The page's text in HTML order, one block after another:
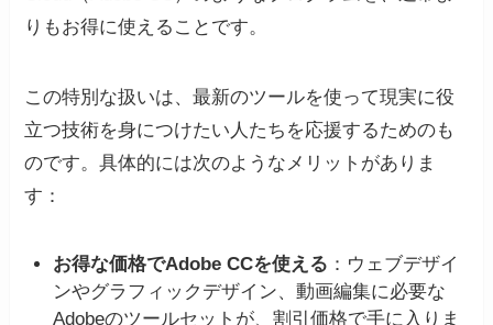
りもお得に使えることです。
この特別な扱いは、最新のツールを使って現実に役
立つ技術を身につけたい人たちを応援するためのも
のです。具体的には次のようなメリットがありま
す：
お得な価格でAdobe CCを使える ：ウェブデザイ
ンやグラフィックデザイン、動画編集に必要な
Adobeのツールセットが、割引価格で手に入りま